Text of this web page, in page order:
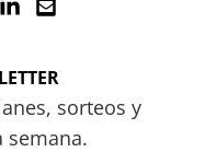
sorteos y
semana.